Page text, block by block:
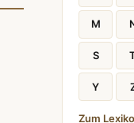
M
S
Y
Zum